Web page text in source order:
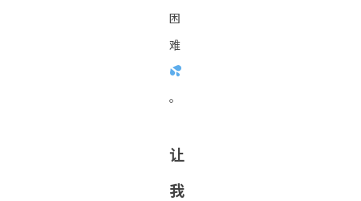
困
难
。
让
我